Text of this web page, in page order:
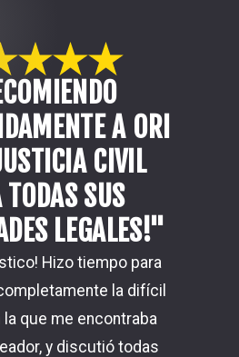
A ORI
CIVIL
TODAS SUS
LEGALES!"
Hizo tiempo para
la difícil
que me encontraba
y discutió todas